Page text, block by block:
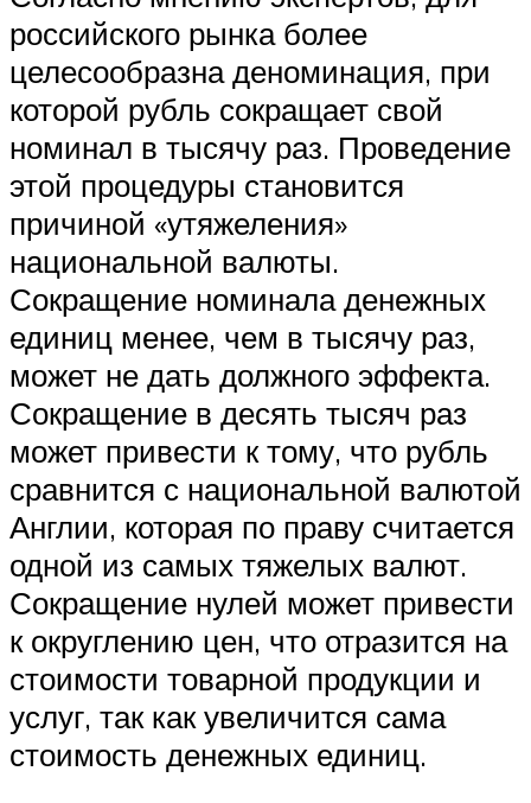
российского рынка более
целесообразна деноминация, при
которой рубль сокращает свой
номинал в тысячу раз. Проведение
этой процедуры становится
причиной «утяжеления»
национальной валюты.
Сокращение номинала денежных
единиц менее, чем в тысячу раз,
может не дать должного эффекта.
Сокращение в десять тысяч раз
может привести к тому, что рубль
сравнится с национальной валютой
Англии, которая по праву считается
одной из самых тяжелых валют.
Сокращение нулей может привести
к округлению цен, что отразится на
стоимости товарной продукции и
услуг, так как увеличится сама
стоимость денежных единиц.